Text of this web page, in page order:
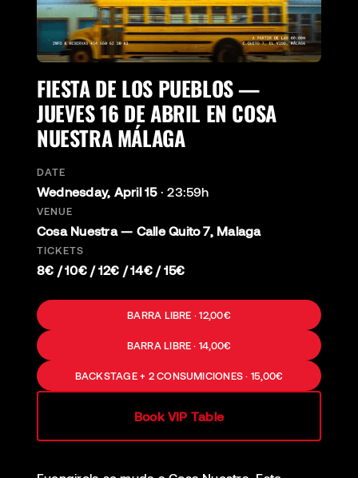
FIESTA DE LOS PUEBLOS —
JUEVES 16 DE ABRIL EN COSA
NUESTRA MÁLAGA
DATE
Wednesday, April 15·23:59h
VENUE
Cosa Nuestra — Calle Quito 7, Malaga
TICKETS
8€ / 10€ / 12€ / 14€ / 15€
BARRA LIBRE · 12,00€
BARRA LIBRE · 14,00€
BACKSTAGE + 2 CONSUMICIONES · 15,00€
Book VIP Table